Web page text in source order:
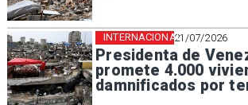
21/07/2026
Presidenta de
promete 4.000
damnificados por
INTERNACIONAL